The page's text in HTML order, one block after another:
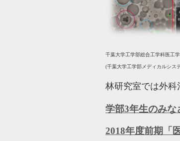
千葉大学工学部総合工学科医工
(千葉大学工学部メディカルシス
林研究室では外科
学部3年生のみ
2018年度前期「